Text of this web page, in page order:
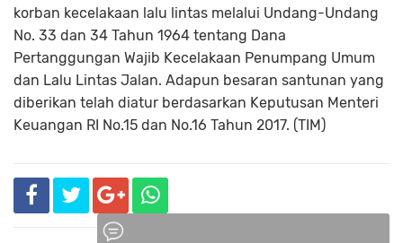
korban kecelakaan lalu lintas melalui Undang-Undang
No. 33 dan 34 Tahun 1964 tentang Dana
Pertanggungan Wajib Kecelakaan Penumpang Umum
dan Lalu Lintas Jalan. Adapun besaran santunan yang
diberikan telah diatur berdasarkan Keputusan Menteri
Keuangan RI No.15 dan No.16 Tahun 2017. (TIM)